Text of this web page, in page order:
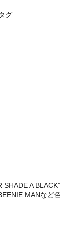
グ
A
MANなど